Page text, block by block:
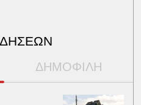
ΔΗΜΟΦΙΛΗ